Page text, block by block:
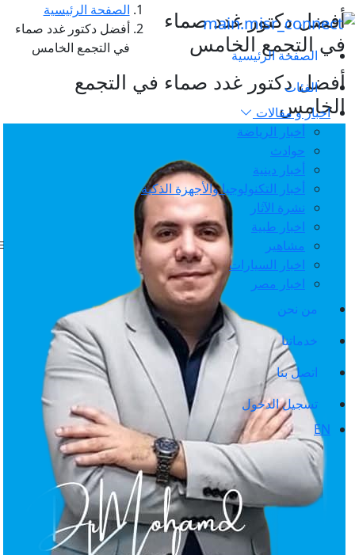
الصفحة الرئيسية
الفئات
اخبار و مقالات
أخبار الرياضة
حوادث
أخبار دينية
أخبار التكنولوجيا والأجهزة الذكية
نشرة الآثار
اخبار طبية
مشاهير
اخبار السيارات
اخبار مصر
من نحن
خدماتنا
اتصل بنا
تسجيل الدخول
EN
أفضل دكتور غدد صماء
في التجمع الخامس
الصفحة الرئيسية
أفضل دكتور غدد صماء
في التجمع الخامس
أفضل دكتور غدد صماء في التجمع
الخامس